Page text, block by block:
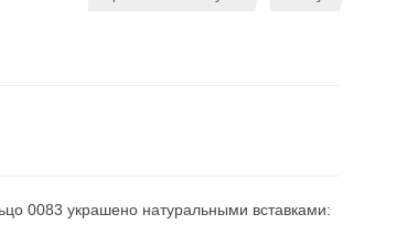
0083 украшено натуральными вставками: